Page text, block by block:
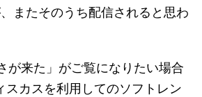
またそのうち配信されると思わ
が来た」がご覧になりたい場合
スカスを利用してのソフトレン